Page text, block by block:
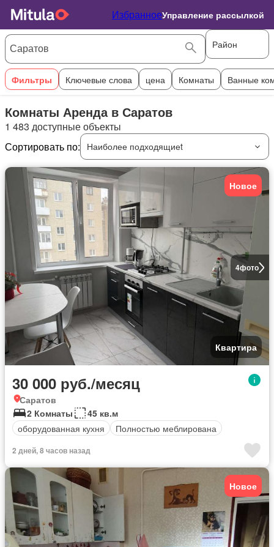
ИзбранноеУправление рассылкой
Район
Фильтры Ключевые слова цена Комнаты Ванные
Комнаты Аренда в Саратов
1 483 доступные объекты
Сортировать по:
Наиболее подходящиеt
4фото
Новое
Квартира
30 000 руб./месяц
Саратов
2 Комнаты
45 кв.м
оборудованная кухня
Полностью меблирована
2 дней, 8 часов назад
Новое